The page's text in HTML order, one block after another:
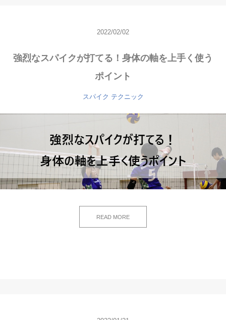
2022/02/02
強烈なスパイクが打てる！身体の軸を上手く使う
ポイント
スパイク テクニック
READ MORE